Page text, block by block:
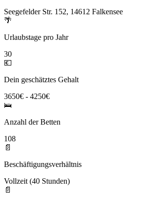
Seegefelder Str. 152, 14612 Falkensee
🌴
Urlaubstage pro Jahr
30
💶
Dein geschätztes Gehalt
3650€ - 4250€
🛌
Anzahl der Betten
108
📄
Beschäftigungsverhältnis
Vollzeit (40 Stunden)
📄